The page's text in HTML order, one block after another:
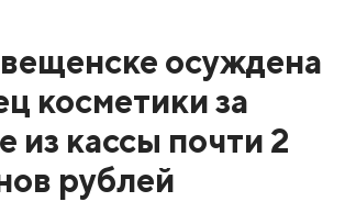
осуждена
косметики за
из кассы почти 2
рублей